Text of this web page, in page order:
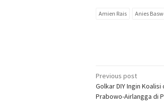
Amien Rais Anies
Post
navigation
Previous post
Golkar DIY Ingin
Prabowo-Airlangga di